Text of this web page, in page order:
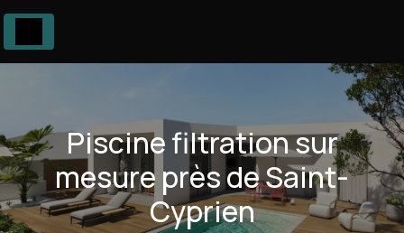
Piscine filtration sur
mesure près de Saint-
Cyprien
Panneau de gestion des cookies